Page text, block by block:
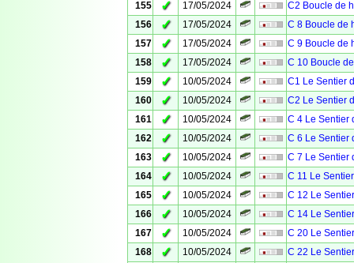
155
✓ 17/05/2024
C2 Boucle de
156
✓ 17/05/2024
C 8 Boucle de
157
✓ 17/05/2024
C 9 Boucle de
158
✓ 17/05/2024
C 10 Boucle
159
✓ 10/05/2024
C1 Le Sentier
160
✓ 10/05/2024
C2 Le Sentier
161
✓ 10/05/2024
C 4 Le Sentier
162
✓ 10/05/2024
C 6 Le Sentier
163
✓ 10/05/2024
C 7 Le Sentier
164
✓ 10/05/2024
C 11 Le
165
✓ 10/05/2024
C 12 Le
166
✓ 10/05/2024
C 14 Le
167
✓ 10/05/2024
C 20 Le
168
✓ 10/05/2024
C 22 Le